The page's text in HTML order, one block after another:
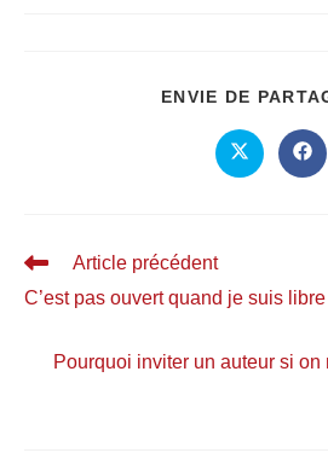
ENVIE DE
Article précédent
C’est pas ouvert quand je suis libre
Pourquoi inviter un auteur si